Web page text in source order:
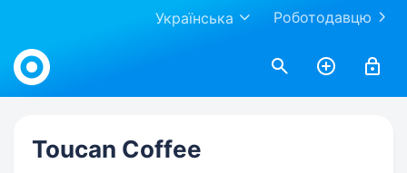
Роботодавцю
Українська
Work.ua
Toucan Coffee